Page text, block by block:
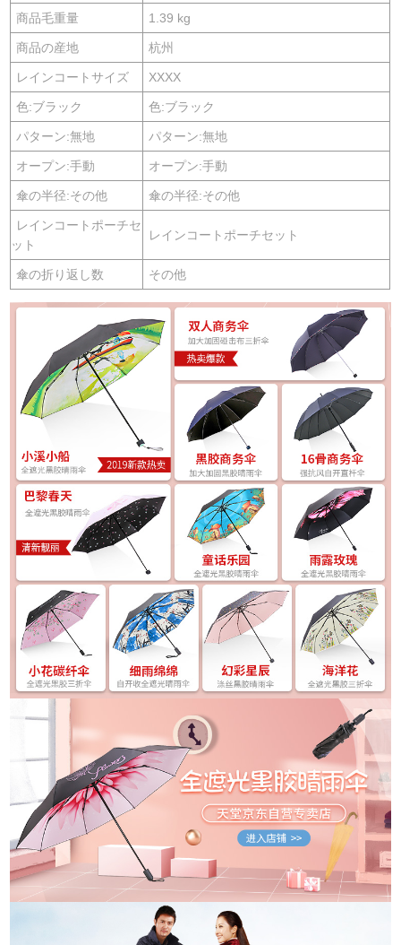
商品毛重量 1.39 kg
商品の産地 杭州
レインコートサイズ XXXX
色:ブラック 色:ブラック
パターン:無地 パターン:無地
オープン:手動 オープン:手動
傘の半径:その他 傘の半径:その他
レインコートポーチセ
ット
レインコートポーチセット
傘の折り返し数 その他